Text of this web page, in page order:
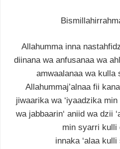
Allahumma inna
diinana wa anfusanaa wa
amwaalanaa wa kulla
Allahummaj’alnaa fii
jiwaarika wa ‘iyaadzika
wa jabbaarin‘ aniid wa dzii
min syarri kulli
innaka ‘alaa kulli